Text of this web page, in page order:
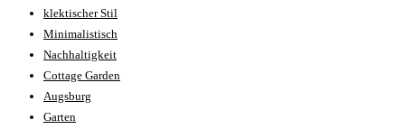
klektischer Stil
Minimalistisch
Nachhaltigkeit
Cottage Garden
Augsburg
Garten